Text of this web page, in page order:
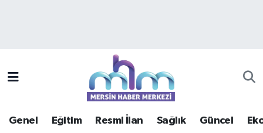
Genel Eğitim Resmi İlan Sağlık Güncel
Mersin Trafik Yoğunluk Haritası
Süper Lig Puan Durumu ve Fikstür